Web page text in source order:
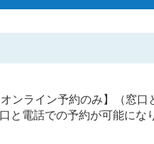
ンライン予約のみ】（窓口
電話での予約が可能にな